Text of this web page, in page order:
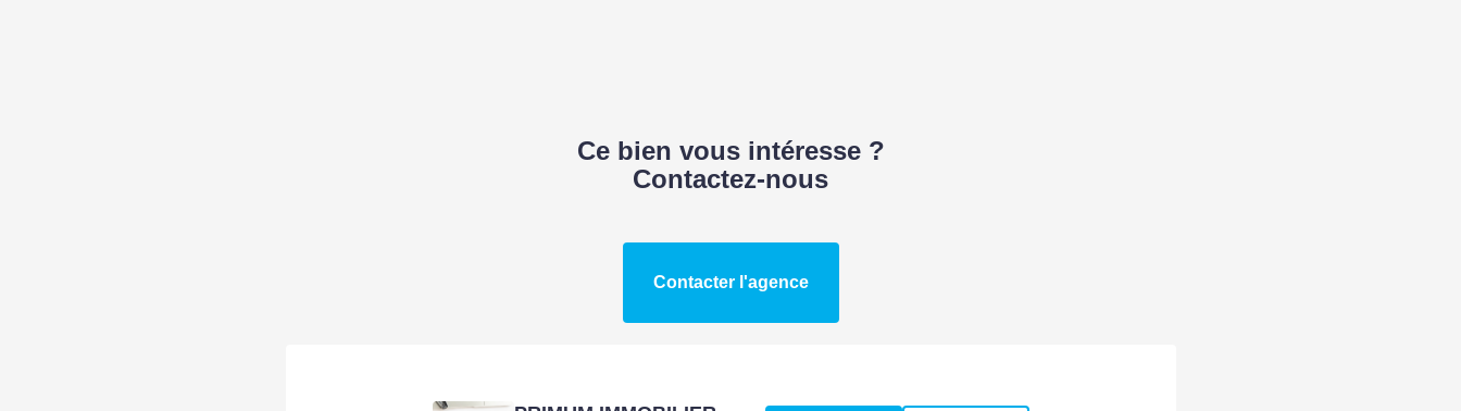
Ce bien vous intéresse ?
Contactez-nous
Contacter l'agence